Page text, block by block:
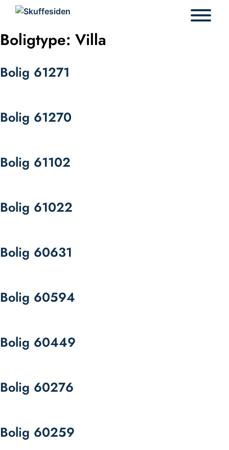
Boligtype: Villa
Bolig 61271
Bolig 61270
Bolig 61102
Bolig 61022
Bolig 60631
Bolig 60594
Bolig 60449
Bolig 60276
Bolig 60259